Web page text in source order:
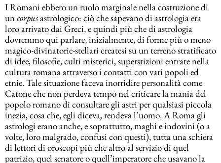
I Romani ebbero un ruolo marginale nella costruzione di
uncorpusastrologico: ciò che sapevano di astrologia era
loro arrivato dai Greci, e quindi più che di astrologia
dovremmo qui parlare, inizialmente, di forme più o meno
magico-divinatorie-stellari createsi su un terreno stratificato
di idee, filosofie, culti misterici, superstizioni entrate nella
cultura romana attraverso i contatti con vari popoli ed
etnie. Tale situazione faceva inorridire personalità come
Catone che non perdeva tempo nel criticare la mania del
popolo romano di consultare gli astri per qualsiasi piccola
inezia, cosa che, egli diceva, rendeva l’uomo. A Roma gli
astrologi erano anche, e soprattutto, maghi e indovini (o a
volte, loro malgrado, confusi con questi), tutta una schiera
di lettori di oroscopi più che altro al servizio di quel
patrizio, quel senatore o quell’imperatore che usavano la